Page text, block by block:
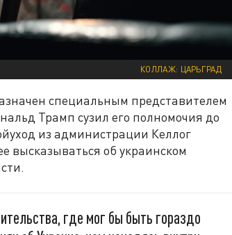
КОЛЛАЖ: ЦАРЬГРАД
специальным представителем
Трамп сузил его полномочия до
из администрации Келлог
высказываться об украинском
где мог бы быть гораздо